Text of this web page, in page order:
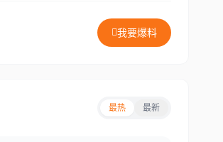
我要爆料
最热 最新